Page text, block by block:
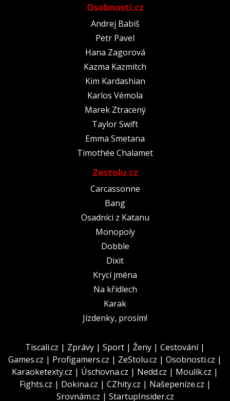
Osobnosti.cz
Andrej Babiš
Petr Pavel
Hana Zagorová
Kazma Kazmitch
Kim Kardashian
Karlos Vémola
Marek Ztracený
Taylor Swift
Emma Smetana
Timothée Chalamet
Zestolu.cz
Carcassonne
Bang
Osadníci z Katanu
Monopoly
Dobble
Dixit
Krycí jména
Na křídlech
Karak
Jízdenky, prosím!
Tiscali.cz | Zprávy | Sport | Ženy | Cestování|
Games.cz | Profigamers.cz | ZeStolu.cz | Osobnosti.cz |
Karaoketexty.cz | Úschovna.cz | Nedd.cz | Moulík.cz |
Fights.cz | Dokina.cz | CZhity.cz | Našepeníze.cz |
Srovnám.cz | StartupInsider.cz